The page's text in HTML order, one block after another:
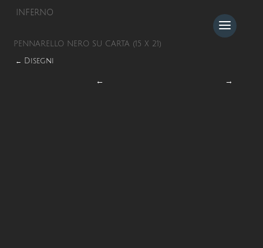
INFERNO
PENNARELLO NERO SU CARTA (15 X 21)
← Disegni
← →